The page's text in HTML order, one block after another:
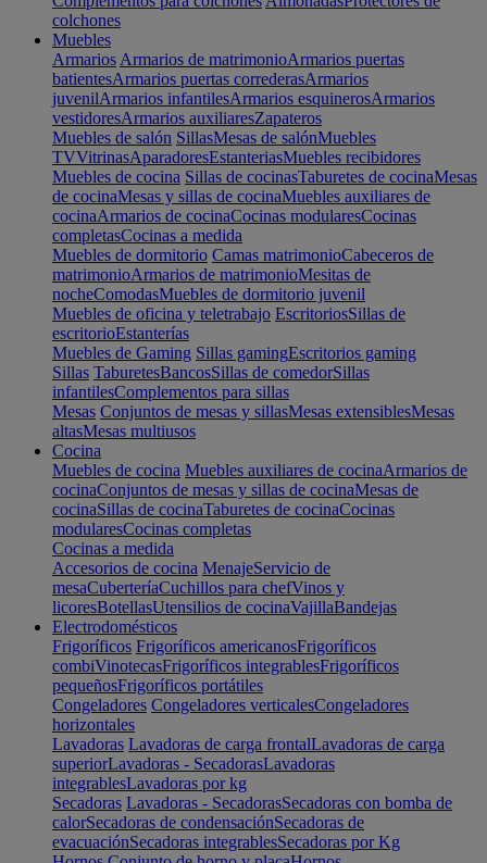
colchones
Muebles
Armarios Armarios de matrimonioArmarios puertas
batientesArmarios puertas correderasArmarios
juvenilArmarios infantilesArmarios esquinerosArmarios
vestidoresArmarios auxiliaresZapateros
Muebles de salón SillasMesas de salónMuebles
TVVitrinasAparadoresEstanteriasMuebles recibidores
Muebles de cocina Sillas de cocinasTaburetes de cocinaMesas
de cocinaMesas y sillas de cocinaMuebles auxiliares de
cocinaArmarios de cocinaCocinas modularesCocinas
completasCocinas a medida
Muebles de dormitorio Camas matrimonioCabeceros de
matrimonioArmarios de matrimonioMesitas de
nocheComodasMuebles de dormitorio juvenil
Muebles de oficina y teletrabajo EscritoriosSillas de
escritorioEstanterías
Muebles de Gaming Sillas gamingEscritorios gaming
Sillas TaburetesBancosSillas de comedorSillas
infantilesComplementos para sillas
Mesas Conjuntos de mesas y sillasMesas extensiblesMesas
altasMesas multiusos
Cocina
Muebles de cocina Muebles auxiliares de cocinaArmarios de
cocinaConjuntos de mesas y sillas de cocinaMesas de
cocinaSillas de cocinaTaburetes de cocinaCocinas
modularesCocinas completas
Cocinas a medida
Accesorios de cocina MenajeServicio de
mesaCuberteríaCuchillos para chefVinos y
licoresBotellasUtensilios de cocinaVajillaBandejas
Electrodomésticos
Frigoríficos Frigoríficos americanosFrigoríficos
combiVinotecasFrigoríficos integrablesFrigoríficos
pequeñosFrigoríficos portátiles
Congeladores Congeladores verticalesCongeladores
horizontales
Lavadoras Lavadoras de carga frontalLavadoras de carga
superiorLavadoras - SecadorasLavadoras
integrablesLavadoras por kg
Secadoras Lavadoras - SecadorasSecadoras con bomba de
calorSecadoras de condensaciónSecadoras de
evacuaciónSecadoras integrablesSecadoras por Kg